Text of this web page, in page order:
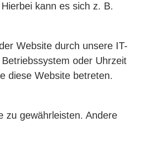
kann es sich z. B.
Website durch unsere IT-
oder Uhrzeit
diese Website betreten.
zu gewährleisten. Andere